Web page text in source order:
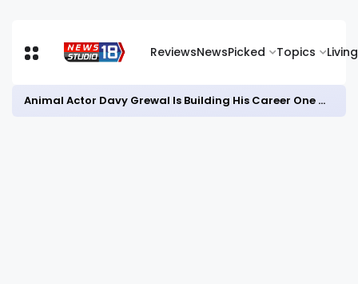
ReviewsNewsPicked Topics Living
Animal Actor Davy Grewal Is Building His Career One Role at a Time- from Courtrooms to Cinema